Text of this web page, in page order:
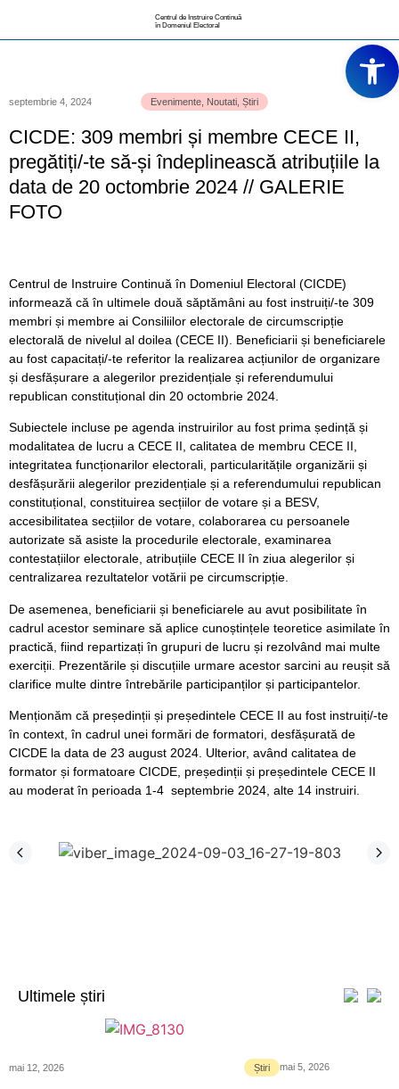
Centrul de Instruire Continuă
în Domeniul Electoral
septembrie 4, 2024 Evenimente Noutati Știri
CICDE: 309 membri și membre CECE II,
pregătiți/-te să-și îndeplinească atribuțiile la
data de 20 octombrie 2024 // GALERIE
FOTO
Centrul de Instruire Continuă în Domeniul Electoral (CICDE)
informează că în ultimele două săptămâni au fost instruiți/-te 309
membri și membre ai Consiliilor electorale de circumscripție
electorală de nivelul al doilea (CECE II). Beneficiarii și beneficiarele
au fost capacitați/-te referitor la realizarea acțiunilor de organizare
și desfășurare a alegerilor prezidențiale și referendumului
republican constituțional din 20 octombrie 2024.
Subiectele incluse pe agenda instruirilor au fost prima ședință și
modalitatea de lucru a CECE II, calitatea de membru CECE II,
integritatea funcționarilor electorali, particularitățile organizării și
desfășurării alegerilor prezidențiale și a referendumului republican
constituțional, constituirea secțiilor de votare și a BESV,
accesibilitatea secțiilor de votare, colaborarea cu persoanele
autorizate să asiste la procedurile electorale, examinarea
contestațiilor electorale, atribuțiile CECE II în ziua alegerilor și
centralizarea rezultatelor votării pe circumscripție.
De asemenea, beneficiarii și beneficiarele au avut posibilitate în
cadrul acestor seminare să aplice cunoștințele teoretice asimilate în
practică, fiind repartizați în grupuri de lucru și rezolvând mai multe
exerciții. Prezentările și discuțiile urmare acestor sarcini au reușit să
clarifice multe dintre întrebările participanților și participantelor.
Menționăm că președinții și președintele CECE II au fost instruiți/-te
în context, în cadrul unei formări de formatori, desfășurată de
CICDE la data de 23 august 2024. Ulterior, având calitatea de
formator și formatoare CICDE, președinții și președintele CECE II
au moderat în perioada 1-4 septembrie 2024, alte 14 instruiri.
Ultimele știri
mai 12, 2026 Știri mai 5, 2026
Deschide